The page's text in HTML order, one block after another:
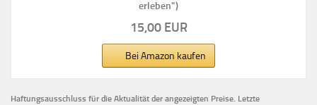
erleben")
15,00 EUR
Bei Amazon kaufen
Haftungsausschluss für die Aktualität der angezeigten Preise. Letzte